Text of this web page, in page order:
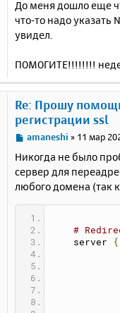
До меня дошло еще
что-то надо
увидел.
ПОМОГИТЕ!!!!!!!!
Re: Прошу
регистрации ssl
С
о
б
щ
amaneshi » 11 мар
Никогда не было
сервер для
любого домена (так
#
    server
{